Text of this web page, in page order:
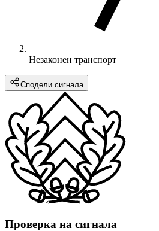
Незаконен транспорт
Сподели сигнала
Проверка на сигнала